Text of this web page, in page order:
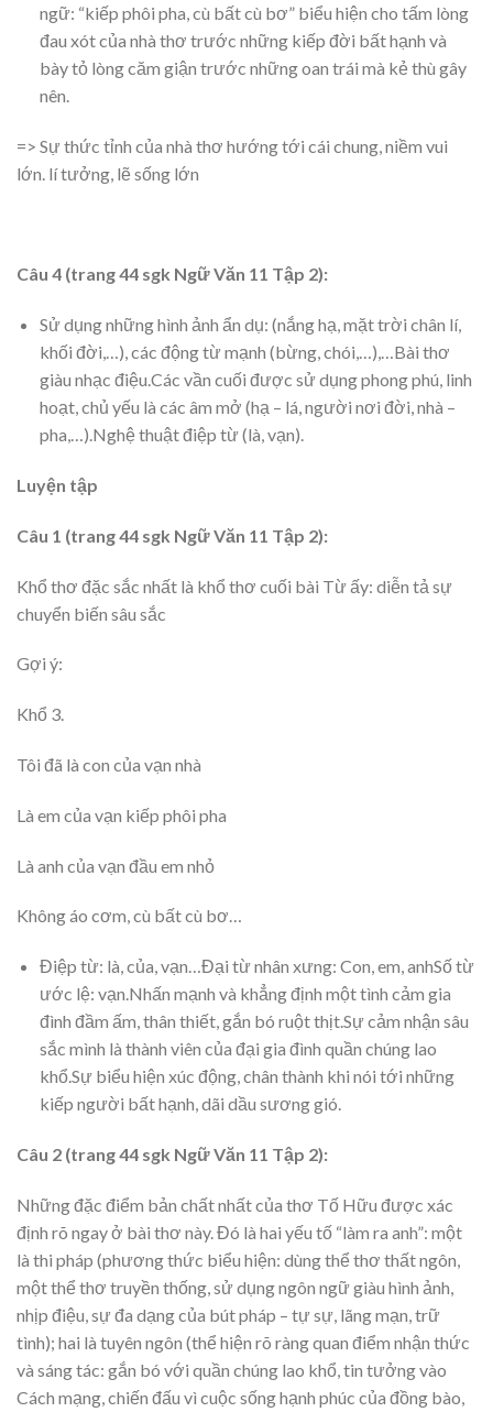
ngữ: “kiếp phôi pha, cù bất cù bơ” biểu hiện cho tấm lòng
đau xót của nhà thơ trước những kiếp đời bất hạnh và
bày tỏ lòng căm giận trước những oan trái mà kẻ thù gây
nên.
=> Sự thức tỉnh của nhà thơ hướng tới cái chung, niềm vui
lớn. lí tưởng, lẽ sống lớn
Câu 4 (trang 44 sgk Ngữ Văn 11 Tập 2):
Sử dụng những hình ảnh ẩn dụ: (nắng hạ, mặt trời chân lí,
khối đời,…), các động từ mạnh (bừng, chói,…),…Bài thơ
giàu nhạc điệu.Các vần cuối được sử dụng phong phú, linh
hoạt, chủ yếu là các âm mở (hạ – lá, người nơi đời, nhà –
pha,…).Nghệ thuật điệp từ (là, vạn).
Luyện tập
Câu 1 (trang 44 sgk Ngữ Văn 11 Tập 2):
Khổ thơ đặc sắc nhất là khổ thơ cuối bài Từ ấy: diễn tả sự
chuyển biến sâu sắc
Gợi ý:
Khổ 3.
Tôi đã là con của vạn nhà
Là em của vạn kiếp phôi pha
Là anh của vạn đầu em nhỏ
Không áo cơm, cù bất cù bơ…
Điệp từ: là, của, vạn…Đại từ nhân xưng: Con, em, anhSố từ
ước lệ: vạn.Nhấn mạnh và khẳng định một tình cảm gia
đình đầm ấm, thân thiết, gắn bó ruột thịt.Sự cảm nhận sâu
sắc mình là thành viên của đại gia đình quần chúng lao
khổ.Sự biểu hiện xúc động, chân thành khi nói tới những
kiếp người bất hạnh, dãi dầu sương gió.
Câu 2 (trang 44 sgk Ngữ Văn 11 Tập 2):
Những đặc điểm bản chất nhất của thơ Tố Hữu được xác
định rõ ngay ở bài thơ này. Đó là hai yếu tố “làm ra anh”: một
là thi pháp (phương thức biểu hiện: dùng thể thơ thất ngôn,
một thể thơ truyền thống, sử dụng ngôn ngữ giàu hình ảnh,
nhịp điệu, sự đa dạng của bút pháp – tự sự, lãng mạn, trữ
tình); hai là tuyên ngôn (thể hiện rõ ràng quan điểm nhận thức
và sáng tác: gắn bó với quần chúng lao khổ, tin tưởng vào
Cách mạng, chiến đấu vì cuộc sống hạnh phúc của đồng bào,